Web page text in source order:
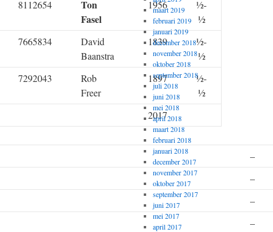
8112654
Ton
Fasel
1956
½-
½
7665834
David
Baanstra
1839
½-
½
7292043
Rob
Freer
1897
½-
½
2017
–
–
–
–
maart 2019
februari 2019
januari 2019
december 2018
november 2018
oktober 2018
september 2018
juli 2018
juni 2018
mei 2018
april 2018
maart 2018
februari 2018
januari 2018
december 2017
november 2017
oktober 2017
september 2017
juni 2017
mei 2017
april 2017